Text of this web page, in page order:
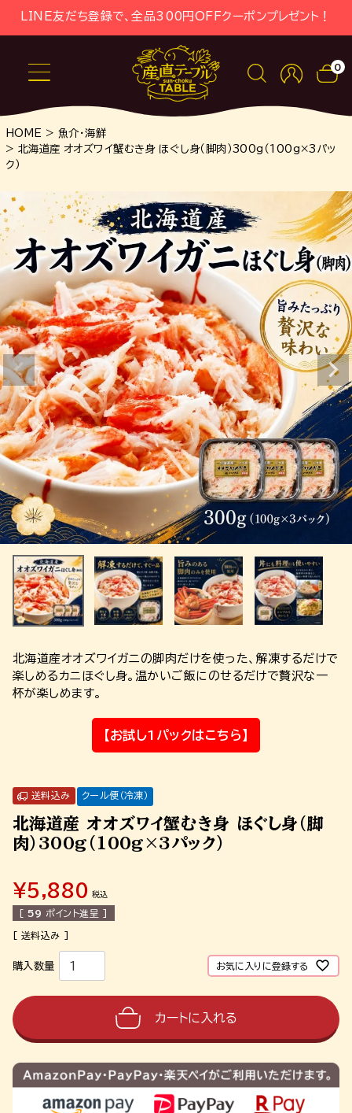
LINE友だち登録で、全品300円OFFクーポンプレゼント！
0
HOME
魚介・海鮮
北海道産 オオズワイ蟹むき身 ほぐし身（脚肉）300g（100g×3パッ
ク）
北海道産オオズワイガニの脚肉だけを使った、解凍するだけで
楽しめるカニほぐし身。温かいご飯にのせるだけで贅沢な一
杯が楽しめます。
【お試し1パックはこちら】
北海道産 オオズワイ蟹むき身 ほぐし身（脚
肉）300g（100g×3パック）
送料込み クール便（冷凍）
¥5,880 税込
[ 59 ポイント進呈 ]
お気に入りに登録する
カートに入れる